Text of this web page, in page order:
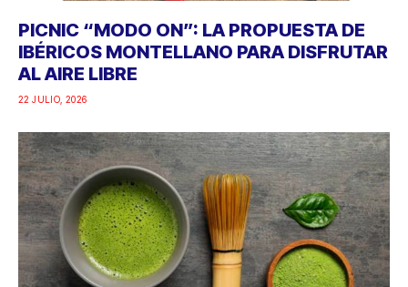
PICNIC “MODO ON”: LA PROPUESTA DE
IBÉRICOS MONTELLANO PARA DISFRUTAR
AL AIRE LIBRE
22 JULIO, 2026